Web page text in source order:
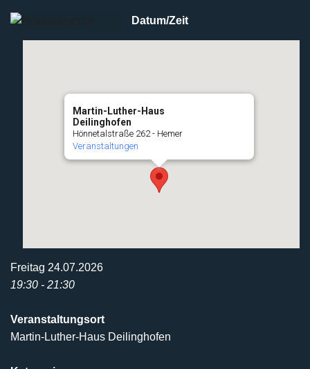
Martin-Luther-Haus
Deilinghofen
Hönnetalstraße 262 - Hemer
Veranstaltungen
Datum/Zeit
Freitag 24.07.2026
19:30 - 21:30
Veranstaltungsort
Martin-Luther-Haus Deilinghofen